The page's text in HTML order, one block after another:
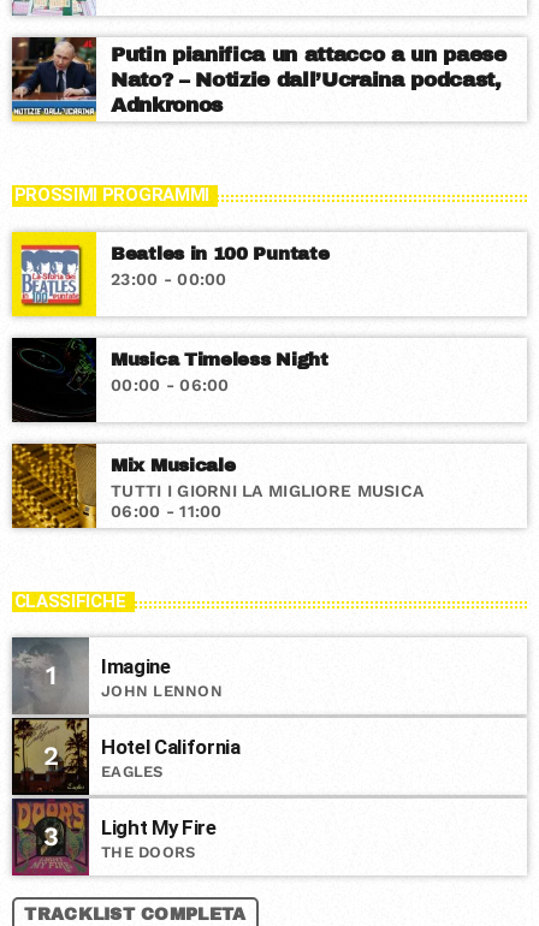
Putin pianifica un attacco a un paese
Nato? – Notizie dall’Ucraina podcast,
Adnkronos
PROSSIMI PROGRAMMI
Beatles in 100 Puntate
23:00 - 00:00
Musica Timeless Night
00:00 - 06:00
Mix Musicale
TUTTI I GIORNI LA MIGLIORE MUSICA
06:00 - 11:00
CLASSIFICHE
1 Imagine
JOHN LENNON
2 Hotel California
EAGLES
3 Light My Fire
THE DOORS
TRACKLIST COMPLETA